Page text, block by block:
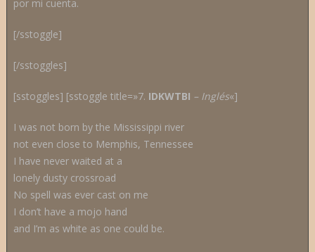
por mi cuenta.
[/sstoggle]
[/sstoggles]
[sstoggles] [sstoggle title=»7. IDKWTBI – Inglés«]
I was not born by the Mississippi river
not even close to Memphis, Tennessee
I have never waited at a
lonely dusty crossroad
No spell was ever cast on me
I don’t have a mojo hand
and I’m as white as one could be.